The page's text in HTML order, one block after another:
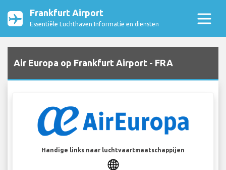
Frankfurt Airport
Essentiële Luchthaven Informatie en diensten
Air Europa op Frankfurt Airport - FRA
Handige links naar luchtvaartmaatschappijen